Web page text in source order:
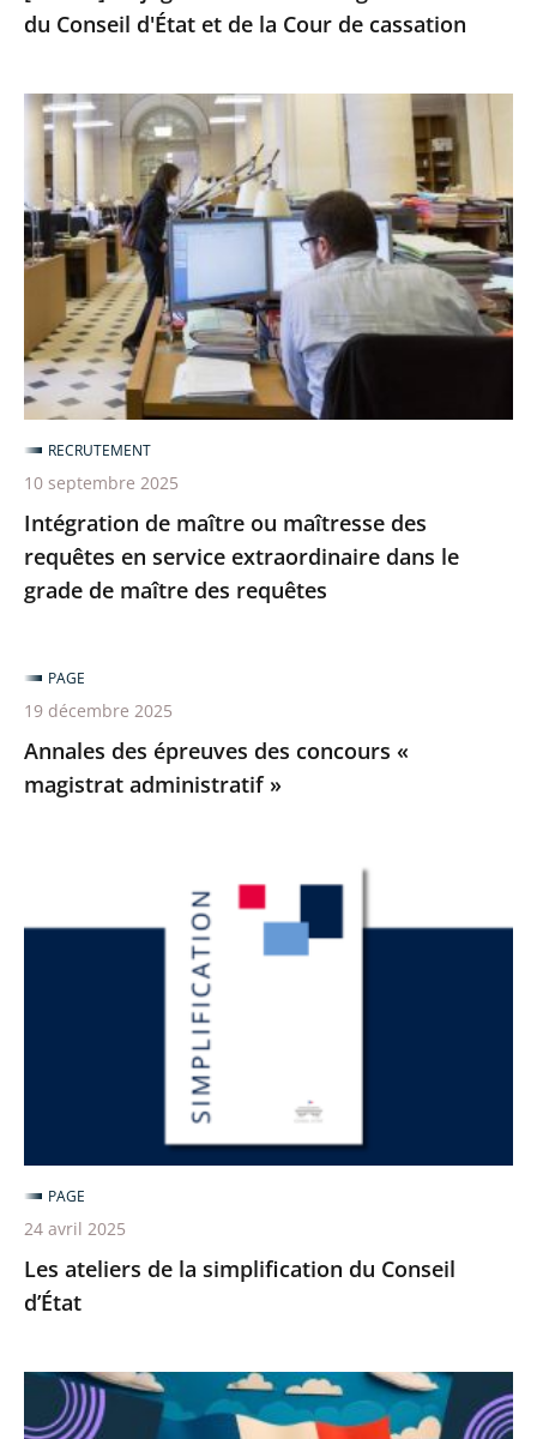
de
Cour
de
cassation
du Conseil d'État et de la Cour de cassation
Intégration
maître
ou
maîtresse
des
requêtes
en
service
extraordinaire
dans
le
grade
maître
des
Intégration de maître ou maîtresse des
requêtes en service extraordinaire dans le
grade de maître des requêtes
RECRUTEMENT
10 septembre 2025
Annales des épreuves des concours «
magistrat administratif »
PAGE
19 décembre 2025
de
Les ateliers de la simplification du Conseil
d’État
PAGE
24 avril 2025
[Revoir]
Le